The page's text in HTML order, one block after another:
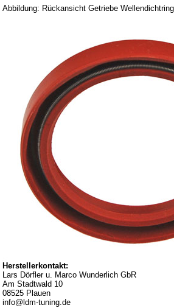
Wälzlager
Service
AGB
Datenschutz
Batterierücknahme
Downloads
Versandkosten
Webtipps
Impressum
Produktindex
Suchfunktion
Abbildung: Rückansicht Getriebe
Herstellerkontakt:
Lars Dörfler u. Marco Wunderlich GbR
Am Stadtwald 10
08525 Plauen
info@ldm-tuning.de